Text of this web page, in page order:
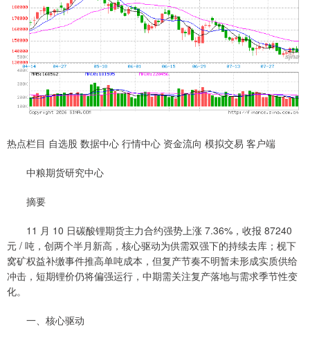
热点栏目 自选股 数据中心 行情中心 资金流向 模拟交易 客户端
中粮期货研究中心
摘要
11 月 10 日碳酸锂期货主力合约强势上涨 7.36%，收报 87240
元 / 吨，创两个半月新高，核心驱动为供需双强下的持续去库；枧下
窝矿权益补缴事件推高单吨成本，但复产节奏不明暂未形成实质供给
冲击，短期锂价仍将偏强运行，中期需关注复产落地与需求季节性变
化。
一、核心驱动